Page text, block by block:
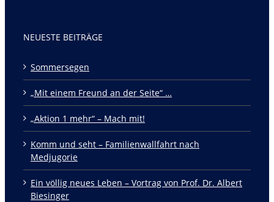
NEUESTE BEITRÄGE
Sommersegen
„Mit einem Freund an der Seite“ …
„Aktion 1 mehr“ – Mach mit!
Komm und seht – Familienwallfahrt nach
Medjugorie
Ein völlig neues Leben – Vortrag von Prof. Dr. Albert
Biesinger